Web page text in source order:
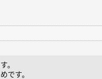
。
です。